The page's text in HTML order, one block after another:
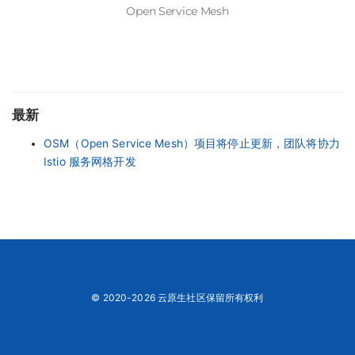
Open Service Mesh
最新
OSM（Open Service Mesh）项目将停止更新，团队将协力
Istio 服务网格开发
© 2020-2026 云原生社区保留所有权利